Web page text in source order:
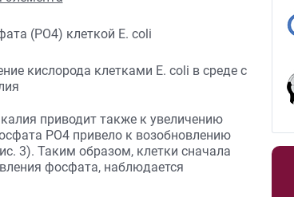
приводит также к увеличению
PO4 привело к возобновлению
3). Таким образом, клетки сначала
фосфата, наблюдается